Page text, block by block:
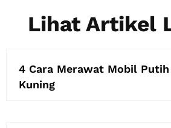
Lihat Artikel
4 Cara Merawat Mobil Putih
Kuning